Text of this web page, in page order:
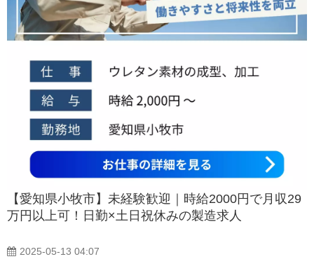
【愛知県小牧市】未経験歓迎｜時給2000円で月収29
万円以上可！日勤×土日祝休みの製造求人
2025-05-13 04:07